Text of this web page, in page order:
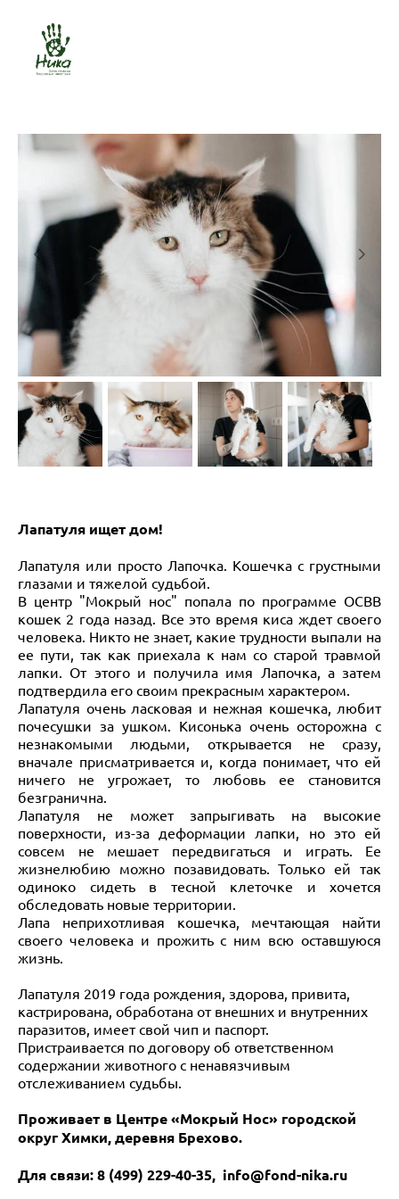
Лапатуля ищет дом!
Лапатуля или просто Лапочка. Кошечка с грустными
глазами и тяжелой судьбой.
В центр "Мокрый нос" попала по программе ОСВВ
кошек 2 года назад. Все это время киса ждет своего
человека. Никто не знает, какие трудности выпали на
ее пути, так как приехала к нам со старой травмой
лапки. От этого и получила имя Лапочка, а затем
подтвердила его своим прекрасным характером.
Лапатуля очень ласковая и нежная кошечка, любит
почесушки за ушком. Кисонька очень осторожна с
незнакомыми людьми, открывается не сразу,
вначале присматривается и, когда понимает, что ей
ничего не угрожает, то любовь ее становится
безгранична.
Лапатуля не может запрыгивать на высокие
поверхности, из-за деформации лапки, но это ей
совсем не мешает передвигаться и играть. Ее
жизнелюбию можно позавидовать. Только ей так
одиноко сидеть в тесной клеточке и хочется
обследовать новые территории.
Лапа неприхотливая кошечка, мечтающая найти
своего человека и прожить с ним всю оставшуюся
жизнь.
Лапатуля 2019 года рождения, здорова, привита,
кастрирована, обработана от внешних и внутренних
паразитов, имеет свой чип и паспорт.
Пристраивается по договору об ответственном
содержании животного с ненавязчивым
отслеживанием судьбы.
Проживает в Центре «Мокрый Нос» городской
округ Химки, деревня Брехово.
Для связи: 8 (499) 229-40-35, info@fond-nika.ru